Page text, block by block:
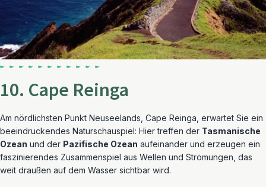
10. Cape Reinga
Am nördlichsten Punkt Neuseelands, Cape Reinga, erwartet Sie ein
beeindruckendes Naturschauspiel: Hier treffen der Tasmanische
Ozean und der Pazifische Ozean aufeinander und erzeugen ein
faszinierendes Zusammenspiel aus Wellen und Strömungen, das
weit draußen auf dem Wasser sichtbar wird.